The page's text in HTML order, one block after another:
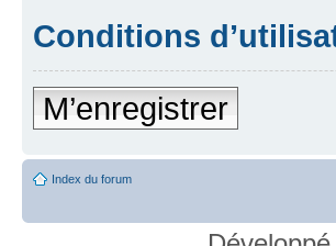
Conditions
M’enregistrer
Index du forum